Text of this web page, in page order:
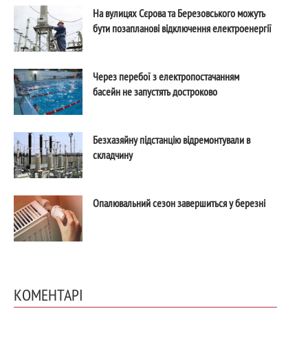
На вулицях Сєрова та Березовського можуть
бути позапланові відключення електроенергії
Через перебої з електропостачанням
басейн не запустять достроково
Безхазяйну підстанцію відремонтували в
складчину
Опалювальний сезон завершиться у березні
КОМЕНТАРІ